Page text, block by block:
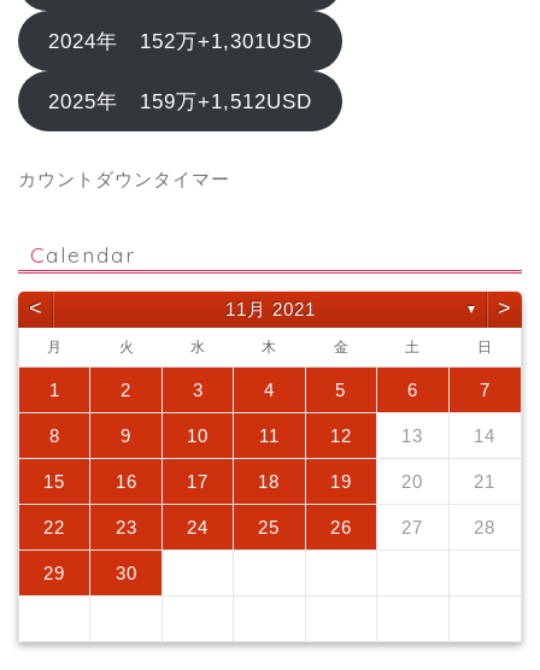
2024年 152万+1,301USD
2025年 159万+1,512USD
カウントダウンタイマー
Calendar
< 11月 2021 ▼ >
月 火 水 木 金 土 日
1 2 3 4 5 6 7
8 9 10 11 12 13 14
15 16 17 18 19 20 21
22 23 24 25 26 27 28
29 30